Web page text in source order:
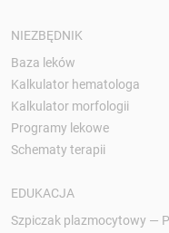
NIEZBĘDNIK
Baza leków
Kalkulator hematologa
Kalkulator morfologii
Programy lekowe
Schematy terapii
EDUKACJA
Szpiczak plazmocytowy —